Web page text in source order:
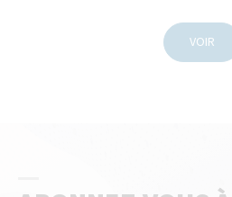
VOIR